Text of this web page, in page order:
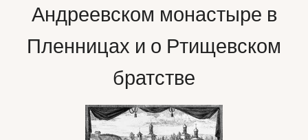
Андреевском монастыре в
Пленницах и о Ртищевском
братстве